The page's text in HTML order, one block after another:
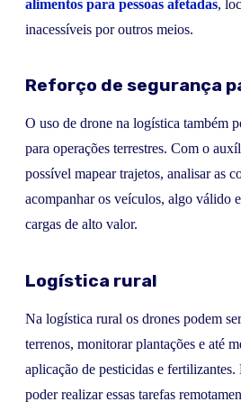
alimentos para pessoas afetadas,
inacessíveis por outros meios.
Reforço de segurança
O uso de drone na logística também
para operações terrestres. Com o
possível mapear trajetos, analisar as
acompanhar os veículos, algo válido
cargas de alto valor.
Logística rural
Na logística rural os drones podem
terrenos, monitorar plantações e até
aplicação de pesticidas e
poder realizar essas tarefas